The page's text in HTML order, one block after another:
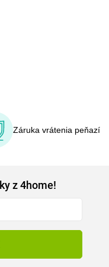
Záruka vrátenia peňazí
z 4home!